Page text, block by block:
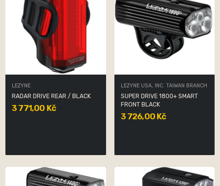
LEZYNE
RADAR DRIVE REAR / BLACK
3 771,00 Kč
LEZYNE USA, INC. TAIWAN BRANCH
SUPER DRIVE 1800+ SMART
FRONT BLACK
3 726,00 Kč